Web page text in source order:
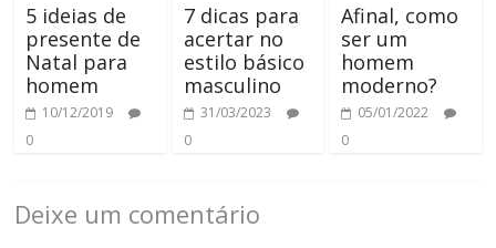
5 ideias de
presente de
Natal para
homem
10/12/2019
0
7 dicas para
acertar no
estilo básico
masculino
31/03/2023
0
Afinal, como
ser um
homem
moderno?
05/01/2022
0
Deixe um comentário